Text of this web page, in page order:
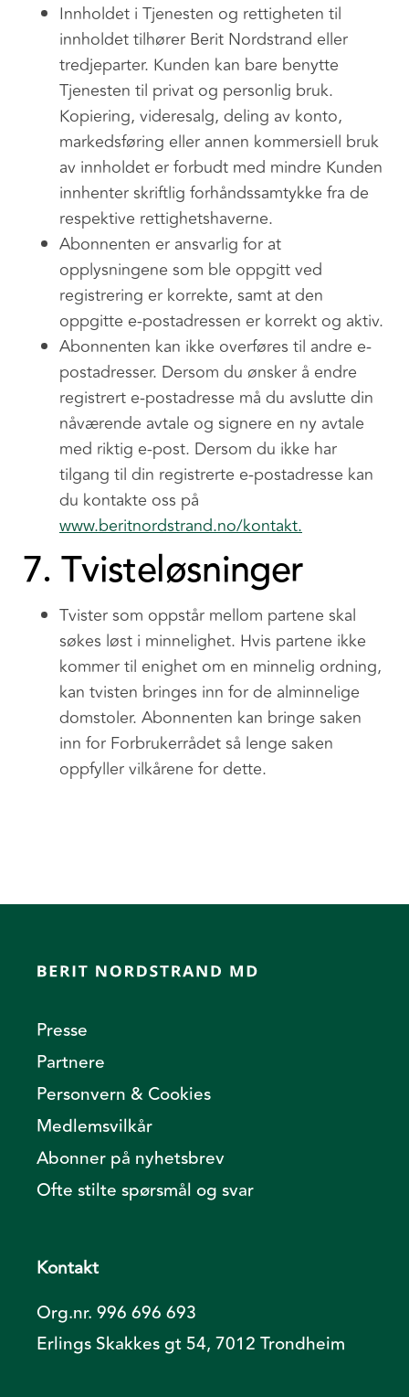
Innholdet i Tjenesten og rettigheten til
innholdet tilhører Berit Nordstrand eller
tredjeparter. Kunden kan bare benytte
Tjenesten til privat og personlig bruk.
Kopiering, videresalg, deling av konto,
markedsføring eller annen kommersiell bruk
av innholdet er forbudt med mindre Kunden
innhenter skriftlig forhåndssamtykke fra de
respektive rettighetshaverne.
Abonnenten er ansvarlig for at
opplysningene som ble oppgitt ved
registrering er korrekte, samt at den
oppgitte e-postadressen er korrekt og aktiv.
Abonnenten kan ikke overføres til andre e-
postadresser. Dersom du ønsker å endre
registrert e-postadresse må du avslutte din
nåværende avtale og signere en ny avtale
med riktig e-post. Dersom du ikke har
tilgang til din registrerte e-postadresse kan
du kontakte oss på
www.beritnordstrand.no/kontakt.
7. Tvisteløsninger
Tvister som oppstår mellom partene skal
søkes løst i minnelighet. Hvis partene ikke
kommer til enighet om en minnelig ordning,
kan tvisten bringes inn for de alminnelige
domstoler. Abonnenten kan bringe saken
inn for Forbrukerrådet så lenge saken
oppfyller vilkårene for dette.
Presse
Partnere
Personvern & Cookies
Medlemsvilkår
Abonner på nyhetsbrev
Ofte stilte spørsmål og svar
Kontakt
Org.nr. 996 696 693
Erlings Skakkes gt 54, 7012 Trondheim